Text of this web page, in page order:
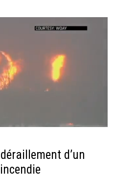
d’un